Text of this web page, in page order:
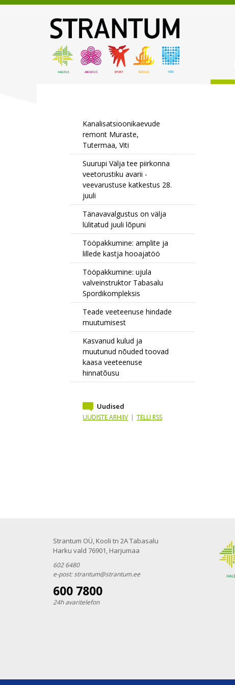
Kanalisatsioonikaevude
remont Muraste,
Tutermaa, Viti
Suurupi Välja tee piirkonna
veetorustiku avarii -
veevarustuse katkestus 28.
juuli
Tänavavalgustus on välja
lülitatud juuli lõpuni
Tööpakkumine: amplite ja
lillede kastja hooajatöö
Tööpakkumine: ujula
valveinstruktor Tabasalu
Spordikompleksis
Teade veeteenuse hindade
muutumisest
Kasvanud kulud ja
muutunud nõuded toovad
kaasa veeteenuse
hinnatõusu
Uudised
UUDISTE ARHIIV | TELLI RSS
Strantum OÜ, Kooli tn 2A Tabasalu
Harku vald 76901, Harjumaa
602 6480
e-post:strantum@strantum.ee
600 7800
24h avaritelefon